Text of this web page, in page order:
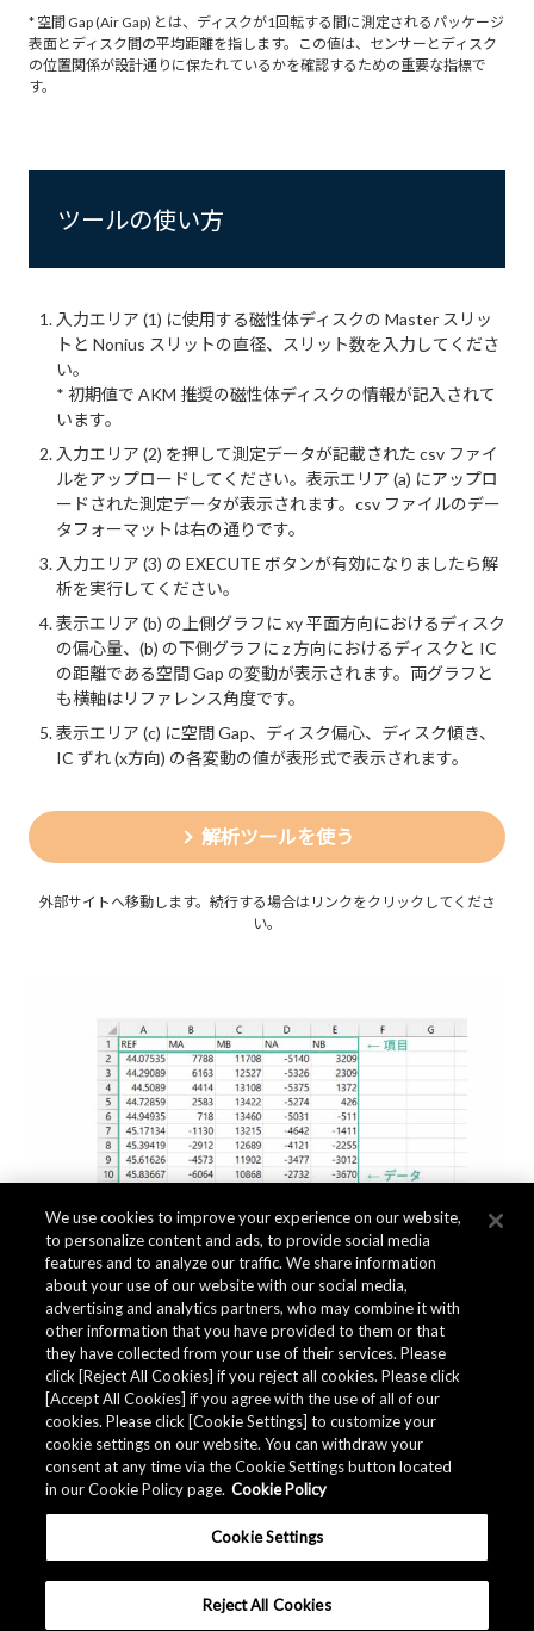
* 空間 Gap (Air Gap) とは、ディスクが1回転する間に測定されるパッケージ
表面とディスク間の平均距離を指します。この値は、センサーとディスク
の位置関係が設計通りに保たれているかを確認するための重要な指標で
す。
ツールの使い方
入力エリア (1) に使用する磁性体ディスクの Master スリッ
トと Nonius スリットの直径、スリット数を入力してくださ
い。
* 初期値で AKM 推奨の磁性体ディスクの情報が記入されて
います。
入力エリア (2) を押して測定データが記載された csv ファイ
ルをアップロードしてください。表示エリア (a) にアップロ
ードされた測定データが表示されます。csv ファイルのデー
タフォーマットは右の通りです。
入力エリア (3) の EXECUTE ボタンが有効になりましたら解
析を実行してください。
表示エリア (b) の上側グラフに xy 平面方向におけるディスク
の偏心量、(b) の下側グラフに z 方向におけるディスクと IC
の距離である空間 Gap の変動が表示されます。両グラフと
も横軸はリファレンス角度です。
表示エリア (c) に空間 Gap、ディスク偏心、ディスク傾き、
IC ずれ (x方向) の各変動の値が表形式で表示されます。
解析ツールを使う
外部サイトへ移動します。続行する場合はリンクをクリックしてくださ
い。
測定データフォーマット
We use cookies to improve your experience on our website,
to personalize content and ads, to provide social media
features and to analyze our traffic. We share information
about your use of our website with our social media,
advertising and analytics partners, who may combine it with
other information that you have provided to them or that
they have collected from your use of their services. Please
click [Reject All Cookies] if you reject all cookies. Please click
[Accept All Cookies] if you agree with the use of all of our
cookies. Please click [Cookie Settings] to customize your
cookie settings on our website. You can withdraw your
consent at any time via the Cookie Settings button located
in our Cookie Policy page. Cookie Policy
Cookie Settings
Reject All Cookies